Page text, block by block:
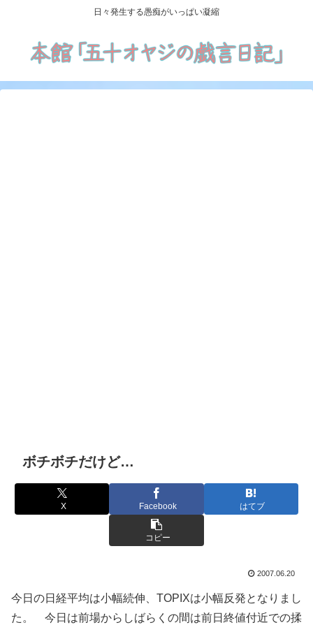
日々発生する愚痴がいっぱい凝縮
ボチボチだけど…
X Facebook はてブ
コピー
2007.06.20
今日の日経平均は小幅続伸、TOPIXは小幅反発となりまし
た。 今日は前場からしばらくの間は前日終値付近での揉